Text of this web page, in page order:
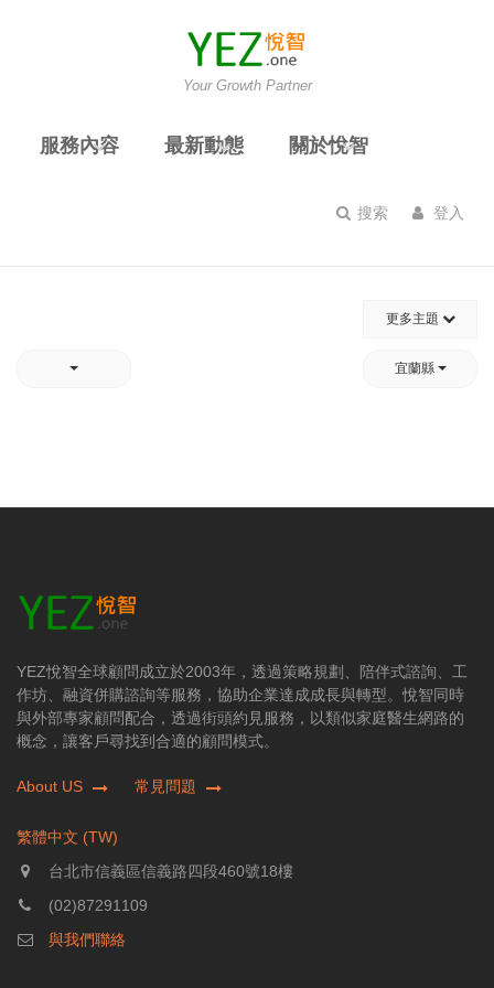
Your Growth Partner
服務內容 最新動態 關於悅智
搜索 登入
更多主題
宜蘭縣
YEZ悅智全球顧問成立於2003年，透過策略規劃、陪伴式諮詢、工
作坊、融資併購諮詢等服務，協助企業達成成長與轉型。悅智同時
與外部專家顧問配合，透過街頭約見服務，以類似家庭醫生網路的
概念，讓客戶尋找到合適的顧問模式。
About US 常見問題
繁體中文 (TW)
台北市信義區信義路四段460號18樓
(02)87291109
與我們聯絡